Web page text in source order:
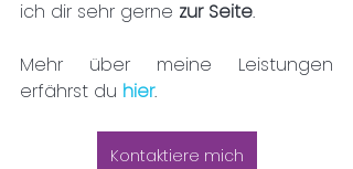
ich dir sehr gerne zur Seite.
Mehr über meine Leistungen
erfährst du hier.
Kontaktiere mich